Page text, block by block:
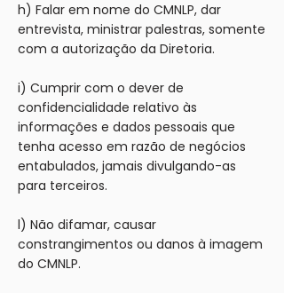
h) Falar em nome do CMNLP, dar
entrevista, ministrar palestras, somente
com a autorização da Diretoria.
i) Cumprir com o dever de
confidencialidade relativo às
informações e dados pessoais que
tenha acesso em razão de negócios
entabulados, jamais divulgando-as
para terceiros.
l) Não difamar, causar
constrangimentos ou danos à imagem
do CMNLP.